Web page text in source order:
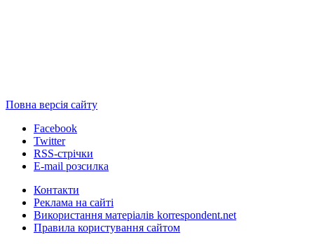
Повна версія сайту
Facebook
Twitter
RSS-стрічки
E-mail розсилка
Контакти
Реклама на сайті
Використання матеріалів korrespondent.net
Правила користування сайтом